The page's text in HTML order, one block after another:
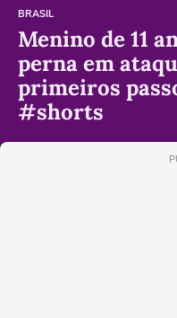
BRASIL
Menino de 11
perna em
primeiros
#shorts